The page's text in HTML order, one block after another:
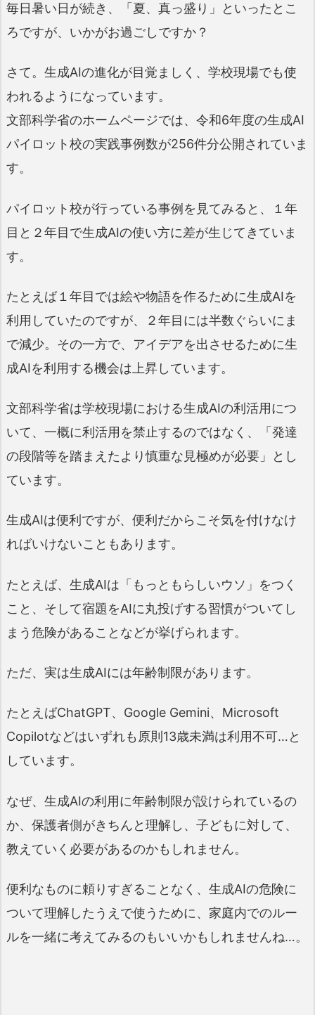
毎日暑い日が続き、「夏、真っ盛り」といったとこ
ろですが、いかがお過ごしですか？
さて。生成AIの進化が目覚ましく、学校現場でも使
われるようになっています。
文部科学省のホームページでは、令和6年度の生成AI
パイロット校の実践事例数が256件分公開されていま
す。
パイロット校が行っている事例を見てみると、１年
目と２年目で生成AIの使い方に差が生じてきていま
す。
たとえば１年目では絵や物語を作るために生成AIを
利用していたのですが、２年目には半数ぐらいにま
で減少。その一方で、アイデアを出させるために生
成AIを利用する機会は上昇しています。
文部科学省は学校現場における生成AIの利活用につ
いて、一概に利活用を禁止するのではなく、「発達
の段階等を踏まえたより慎重な見極めが必要」とし
ています。
生成AIは便利ですが、便利だからこそ気を付けなけ
ればいけないこともあります。
たとえば、生成AIは「もっともらしいウソ」をつく
こと、そして宿題をAIに丸投げする習慣がついてし
まう危険があることなどが挙げられます。
ただ、実は生成AIには年齢制限があります。
たとえばChatGPT、Google Gemini、Microsoft
Copilotなどはいずれも原則13歳未満は利用不可…と
しています。
なぜ、生成AIの利用に年齢制限が設けられているの
か、保護者側がきちんと理解し、子どもに対して、
教えていく必要があるのかもしれません。
便利なものに頼りすぎることなく、生成AIの危険に
ついて理解したうえで使うために、家庭内でのルー
ルを一緒に考えてみるのもいいかもしれませんね…。